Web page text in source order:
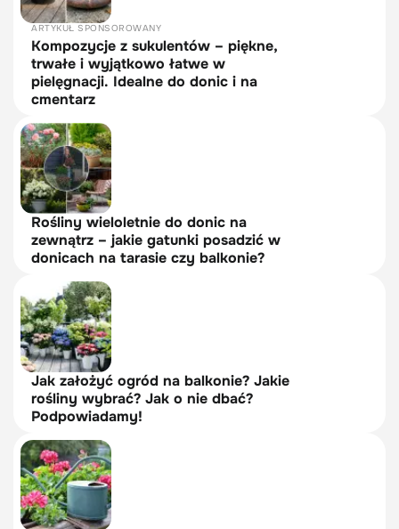
ARTYKUŁ SPONSOROWANY
Kompozycje z sukulentów – piękne,
trwałe i wyjątkowo łatwe w
pielęgnacji. Idealne do donic i na
cmentarz
Rośliny wieloletnie do donic na
zewnątrz – jakie gatunki posadzić w
donicach na tarasie czy balkonie?
Jak założyć ogród na balkonie? Jakie
rośliny wybrać? Jak o nie dbać?
Podpowiadamy!